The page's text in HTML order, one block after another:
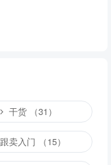
干货 （31）
跟卖入门 （15）